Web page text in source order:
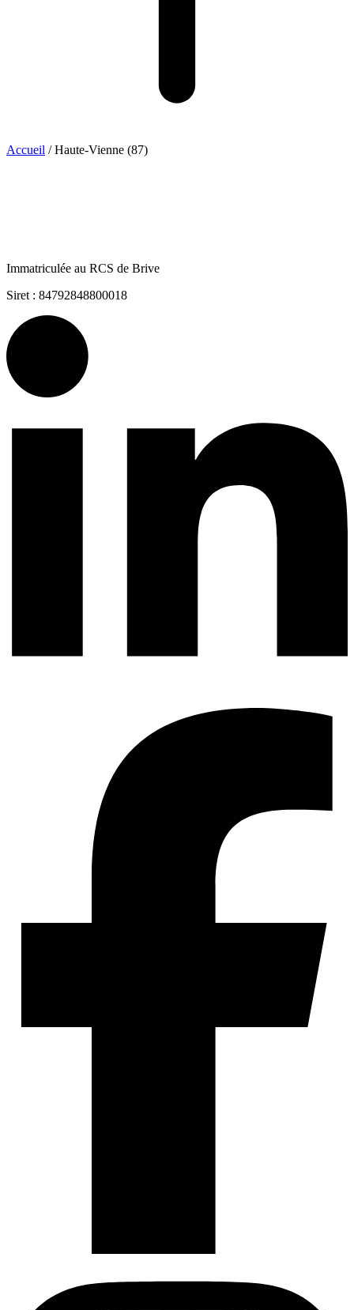
Accueil / Haute-Vienne (87)
Immatriculée au RCS de Brive
Siret : 84792848800018